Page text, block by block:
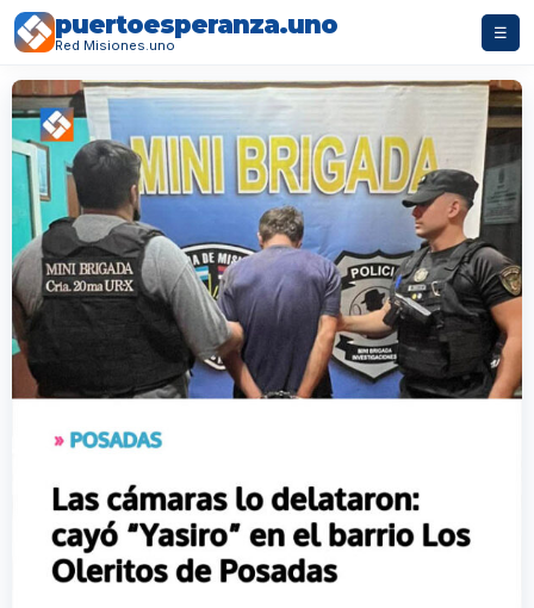
puertoesperanza.uno
Red Misiones.uno
☰